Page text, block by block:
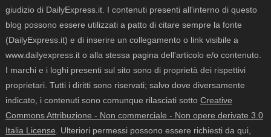
giudizio di DailyExpress.it. I contenuti presenti all'interno di questo
blog possono essere utilizzati a patto di citare sempre la fonte
(DailyExpress.it) e di inserire un collegamento o link visibile a
www.dailyexpress.it o alla stessa pagina dell'articolo e/o contenuto.
I marchi e i loghi presenti sul sito sono di proprietà dei rispettivi
proprietari. Tutti i diritti sono riservati; salvo dove diversamente
indicato, i contenuti sono comunque rilasciati sotto Creative
Commons Attribuzione - Non commerciale - Non opere derivate 3.0
Italia License . Ulteriori permessi possono essere richiesti da qui,